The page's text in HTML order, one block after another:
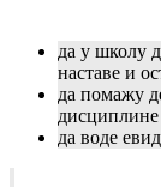
да у школу
наставе и
да помажу
да воде